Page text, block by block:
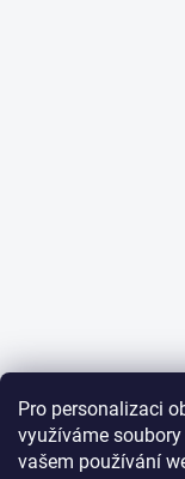
Pro personalizaci
využíváme
vašem používání